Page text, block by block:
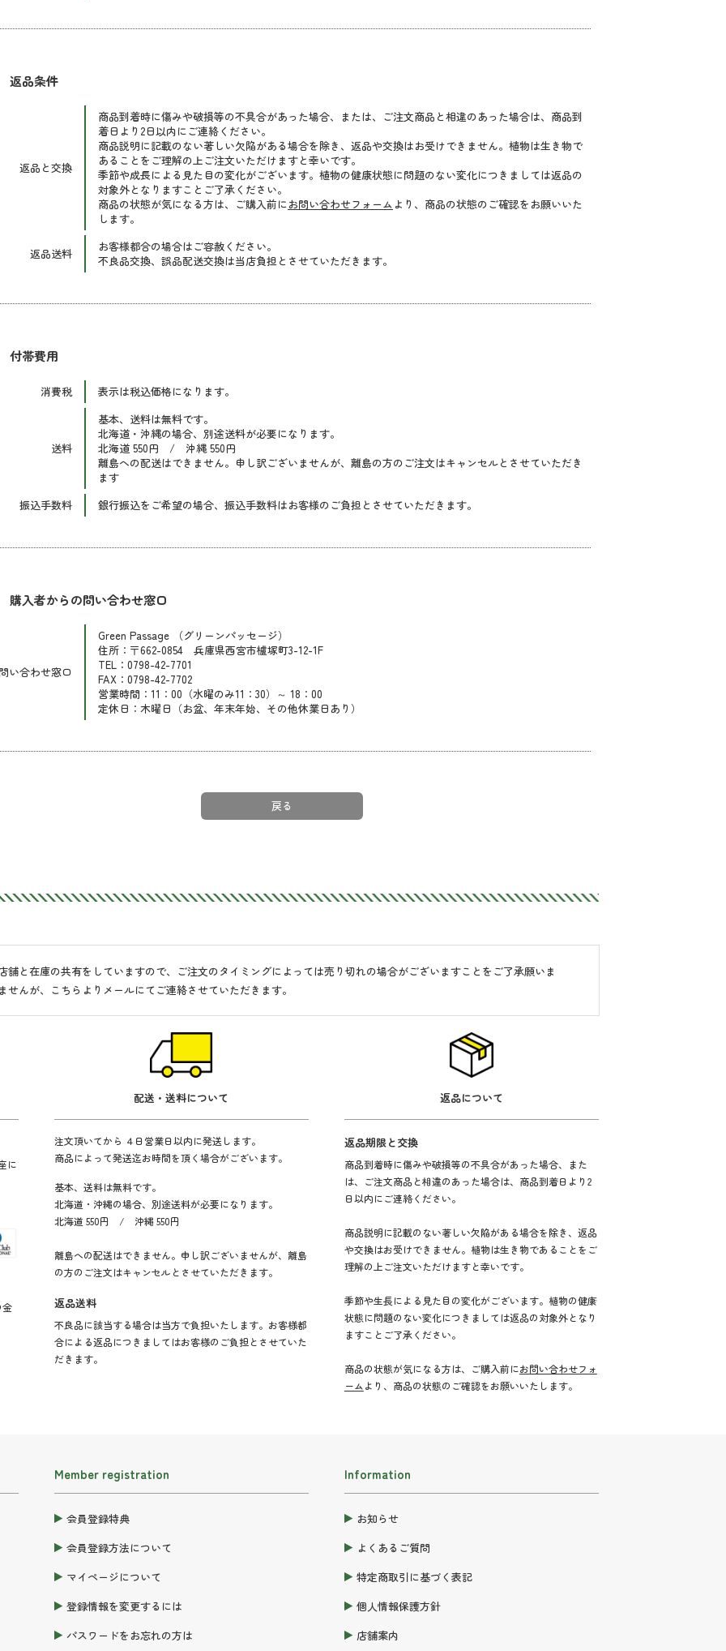
返品条件
返品と交換
商品到着時に傷みや破損等の不具合があった場合、または、ご注文商品と相違のあった場合は、商品到
着日より2日以内にご連絡ください。
商品説明に記載のない著しい欠陥がある場合を除き、返品や交換はお受けできません。植物は生き物で
あることをご理解の上ご注文いただけますと幸いです。
季節や成長による見た目の変化がございます。植物の健康状態に問題のない変化につきましては返品の
対象外となりますことご了承ください。
商品の状態が気になる方は、ご購入前にお問い合わせフォーム より、商品の状態のご確認をお願いいた
します。
返品送料
お客様都合の場合はご容赦ください。
不良品交換、誤品配送交換は当店負担とさせていただきます。
付帯費用
消費税 表示は税込価格になります。
送料
基本、送料は無料です。
北海道・沖縄の場合、別途送料が必要になります。
北海道 550円 / 沖縄 550円
離島への配送はできません。申し訳ございませんが、離島の方のご注文はキャンセルとさせていただき
ます
振込手数料
銀行振込をご希望の場合、振込手数料はお客様のご負担とさせていただきます。
購入者からの問い合わせ窓口
い合わせ窓口
Green Passage （グリーンパッセージ）
住所：〒662-0854 兵庫県西宮市櫨塚町3-12-1F
TEL：0798-42-7701
FAX：0798-42-7702
営業時間：11：00（水曜のみ11：30）～ 18：00
定休日：木曜日（お盆、年末年始、その他休業日あり）
戻る
舗と在庫の共有をしていますので、ご注文のタイミングによっては売り切れの場合がございますことをご了承願いま
んが、こちらよりメールにてご連絡させていただきます。
に
金
配送・送料について
注文頂いてから ４日営業日以内に発送します。
商品によって発送迄お時間を頂く場合がございます。
基本、送料は無料です。
北海道・沖縄の場合、別途送料が必要になります。
北海道 550円 / 沖縄 550円
離島への配送はできません。申し訳ございませんが、離島
の方のご注文はキャンセルとさせていただきます。
返品送料
不良品に該当する場合は当方で負担いたします。お客様都
合による返品につきましてはお客様のご負担とさせていた
だきます。
返品について
返品期限と交換
商品到着時に傷みや破損等の不具合があった場合、また
は、ご注文商品と相違のあった場合は、商品到着日より2
日以内にご連絡ください。
商品説明に記載のない著しい欠陥がある場合を除き、返品
や交換はお受けできません。植物は生き物であることをご
理解の上ご注文いただけますと幸いです。
季節や生長による見た目の変化がございます。植物の健康
状態に問題のない変化につきましては返品の対象外となり
ますことご了承ください。
商品の状態が気になる方は、ご購入前にお問い合わせフォ
ームより、商品の状態のご確認をお願いいたします。
Member registration
会員登録特典
会員登録方法について
マイページについて
登録情報を変更するには
パスワードをお忘れの方は
Information
お知らせ
よくあるご質問
特定商取引に基づく表記
個人情報保護方針
店舗案内